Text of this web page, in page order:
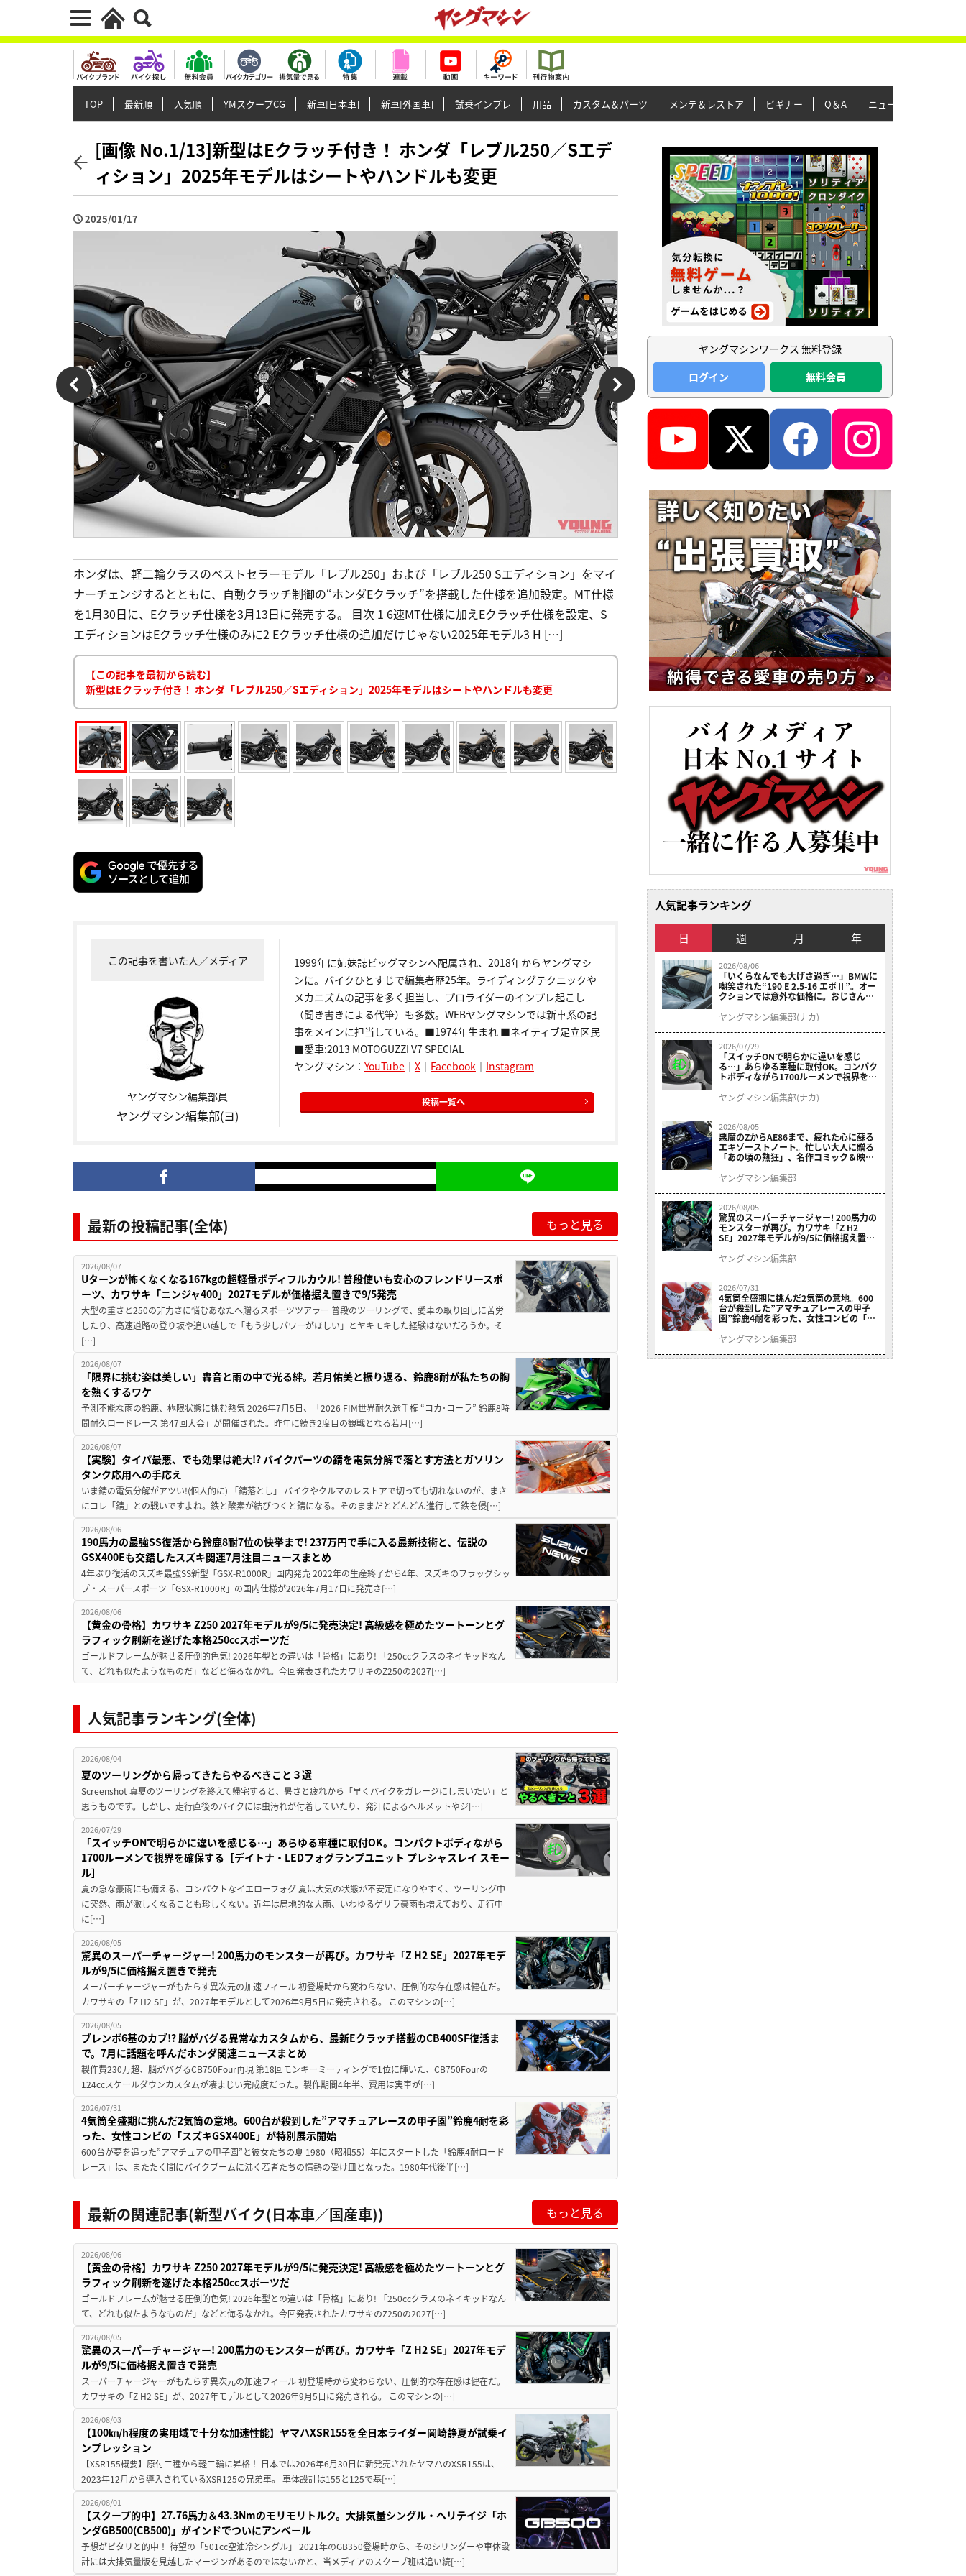
TOP 最新順 人気順 YMスクープCG 新車[日本車] 新車[外国車] 試乗インプレ 用品 カスタム＆パーツ メンテ＆レストア ビギナー Q＆A ニュース＆トピックス
[画像 No.1/13]新型はEクラッチ付き！ ホンダ「レブル250／Sエデ
ィション」2025年モデルはシートやハンドルも変更
2025/01/17
ホンダは、軽二輪クラスのベストセラーモデル「レブル250」および「レブル250 Sエディション」をマイ
ナーチェンジするとともに、自動クラッチ制御の“ホンダEクラッチ”を搭載した仕様を追加設定。MT仕様
を1月30日に、Eクラッチ仕様を3月13日に発売する。 目次 1 6速MT仕様に加えEクラッチ仕様を設定、S
エディションはEクラッチ仕様のみに2 Eクラッチ仕様の追加だけじゃない2025年モデル3 H […]
【この記事を最初から読む】
新型はEクラッチ付き！ ホンダ「レブル250／Sエディション」2025年モデルはシートやハンドルも変更
この記事を書いた人／メディア
ヤングマシン編集部員
ヤングマシン編集部(ヨ)
1999年に姉妹誌ビッグマシンへ配属され、2018年からヤングマシ
ンに。バイクひとすじで編集者歴25年。ライディングテクニックや
メカニズムの記事を多く担当し、プロライダーのインプレ起こし
（聞き書きによる代筆）も多数。WEBヤングマシンでは新車系の記
事をメインに担当している。■1974年生まれ ■ネイティブ足立区民
■愛車:2013 MOTOGUZZI V7 SPECIAL
ヤングマシン： YouTube｜ X｜ Facebook ｜ Instagram
投稿一覧へ
最新の投稿記事(全体) もっと見る
2026/08/07
Uターンが怖くなくなる167kgの超軽量ボディフルカウル! 普段使いも安心のフレンドリースポ
ーツ、カワサキ「ニンジャ400」2027モデルが価格据え置きで9/5発売
大型の重さと250の非力さに悩むあなたへ贈るスポーツツアラー 普段のツーリングで、愛車の取り回しに苦労
したり、高速道路の登り坂や追い越しで「もう少しパワーがほしい」とヤキモキした経験はないだろうか。そ
[…]
2026/08/07
「限界に挑む姿は美しい」轟音と雨の中で光る絆。若月佑美と振り返る、鈴鹿8耐が私たちの胸
を熱くするワケ
予測不能な雨の鈴鹿、極限状態に挑む熱気 2026年7月5日、「2026 FIM世界耐久選手権 “コカ･コーラ” 鈴鹿8時
間耐久ロードレース 第47回大会」が開催された。昨年に続き2度目の観戦となる若月[…]
2026/08/07
【実験】タイパ最悪、でも効果は絶大!? バイクパーツの錆を電気分解で落とす方法とガソリン
タンク応用への手応え
いま錆の電気分解がアツい!(個人的に) 「錆落とし」 バイクやクルマのレストアで切っても切れないのが、まさ
にコレ「錆」との戦いですよね。鉄と酸素が結びつくと錆になる。そのままだとどんどん進行して鉄を侵[…]
2026/08/06
190馬力の最強SS復活から鈴鹿8耐7位の快挙まで! 237万円で手に入る最新技術と、伝説の
GSX400Eも交錯したスズキ関連7月注目ニュースまとめ
4年ぶり復活のスズキ最強SS新型「GSX-R1000R」国内発売 2022年の生産終了から4年、スズキのフラッグシッ
プ・スーパースポーツ「GSX-R1000R」の国内仕様が2026年7月17日に発売さ[…]
2026/08/06
【黄金の骨格】カワサキ Z250 2027年モデルが9/5に発売決定! 高級感を極めたツートーンとグ
ラフィック刷新を遂げた本格250ccスポーツだ
ゴールドフレームが魅せる圧倒的色気! 2026年型との違いは「骨格」にあり! 「250ccクラスのネイキッドなん
て、どれも似たようなものだ」などと侮るなかれ。今回発表されたカワサキのZ250の2027[…]
人気記事ランキング(全体)
2026/08/04
夏のツーリングから帰ってきたらやるべきこと３選
Screenshot 真夏のツーリングを終えて帰宅すると、暑さと疲れから「早くバイクをガレージにしまいたい」と
思うものです。しかし、走行直後のバイクには虫汚れが付着していたり、発汗によるヘルメットやジ[…]
2026/07/29
「スイッチONで明らかに違いを感じる…」あらゆる車種に取付OK。コンパクトボディながら
1700ルーメンで視界を確保する［デイトナ・LEDフォグランプユニット プレシャスレイ スモー
ル］
夏の急な豪雨にも備える、コンパクトなイエローフォグ 夏は大気の状態が不安定になりやすく、ツーリング中
に突然、雨が激しくなることも珍しくない。近年は局地的な大雨、いわゆるゲリラ豪雨も増えており、走行中
に[…]
2026/08/05
驚異のスーパーチャージャー! 200馬力のモンスターが再び。カワサキ「Z H2 SE」2027年モデ
ルが9/5に価格据え置きで発売
スーパーチャージャーがもたらす異次元の加速フィール 初登場時から変わらない、圧倒的な存在感は健在だ。
カワサキの「Z H2 SE」が、2027年モデルとして2026年9月5日に発売される。 このマシンの[…]
2026/08/05
ブレンボ6基のカブ!? 脳がバグる異常なカスタムから、最新Eクラッチ搭載のCB400SF復活ま
で。7月に話題を呼んだホンダ関連ニュースまとめ
製作費230万超、脳がバグるCB750Four再現 第18回モンキーミーティングで1位に輝いた、CB750Fourの
124ccスケールダウンカスタムが凄まじい完成度だった。製作期間4年半、費用は実車が[…]
2026/07/31
4気筒全盛期に挑んだ2気筒の意地。600台が殺到した”アマチュアレースの甲子園”鈴鹿4耐を彩
った、女性コンビの「スズキGSX400E」が特別展示開始
600台が夢を追った”アマチュアの甲子園”と彼女たちの夏 1980（昭和55）年にスタートした「鈴鹿4耐ロード
レース」は、またたく間にバイクブームに沸く若者たちの情熱の受け皿となった。1980年代後半[…]
最新の関連記事(新型バイク(日本車／国産車)) もっと見る
2026/08/06
【黄金の骨格】カワサキ Z250 2027年モデルが9/5に発売決定! 高級感を極めたツートーンとグ
ラフィック刷新を遂げた本格250ccスポーツだ
ゴールドフレームが魅せる圧倒的色気! 2026年型との違いは「骨格」にあり! 「250ccクラスのネイキッドなん
て、どれも似たようなものだ」などと侮るなかれ。今回発表されたカワサキのZ250の2027[…]
2026/08/05
驚異のスーパーチャージャー! 200馬力のモンスターが再び。カワサキ「Z H2 SE」2027年モデ
ルが9/5に価格据え置きで発売
スーパーチャージャーがもたらす異次元の加速フィール 初登場時から変わらない、圧倒的な存在感は健在だ。
カワサキの「Z H2 SE」が、2027年モデルとして2026年9月5日に発売される。 このマシンの[…]
2026/08/03
【100㎞/h程度の実用域で十分な加速性能】ヤマハXSR155を全日本ライダー岡崎静夏が試乗イ
ンプレッション
【XSR155概要】原付二種から軽二輪に昇格！ 日本では2026年6月30日に新発売されたヤマハのXSR155は、
2023年12月から導入されているXSR125の兄弟車。 車体設計は155と125で基[…]
2026/08/01
【スクープ的中】27.76馬力＆43.3Nmのモリモリトルク。大排気量シングル・ヘリテイジ「ホ
ンダGB500(CB500)」がインドでついにアンベール
予想がピタリと的中！ 待望の「501cc空油冷シングル」 2021年のGB350登場時から、そのシリンダーや車体設
計には大排気量版を見越したマージンがあるのではないかと、当メディアのスクープ班は追い続[…]
ヤングマシンワークス 無料登録
ログイン
無料会員
人気記事ランキング
日 週 月 年
2026/08/06
「いくらなんでも大げさ過ぎ…」BMWに
嘲笑された“190 E 2.5-16 エボⅡ”。オー
クションでは意外な価格に。おじさん達
ヤングマシン編集部(ナカ)
2026/07/29
「スイッチONで明らかに違いを感じ
る…」あらゆる車種に取付OK。コンパク
トボディながら1700ルーメンで視界を確
ニット プレシャスレイ スモール］
ヤングマシン編集部(ナカ)
2026/08/05
悪魔のZからAE86まで、疲れた心に蘇る
エキゾーストノート。忙しい大人に贈る
「あの頃の熱狂」、名作コミック＆映画
結！
ヤングマシン編集部
2026/08/05
驚異のスーパーチャージャー! 200馬力の
モンスターが再び。カワサキ「Z H2
SE」2027年モデルが9/5に価格据え置き
ヤングマシン編集部
2026/07/31
4気筒全盛期に挑んだ2気筒の意地。600
台が殺到した”アマチュアレースの甲子
園”鈴鹿4耐を彩った、女性コンビの「ス
ヤングマシン編集部